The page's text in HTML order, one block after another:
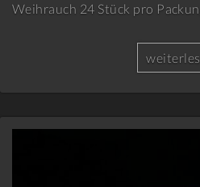
Weihrauch 24 Stück pro